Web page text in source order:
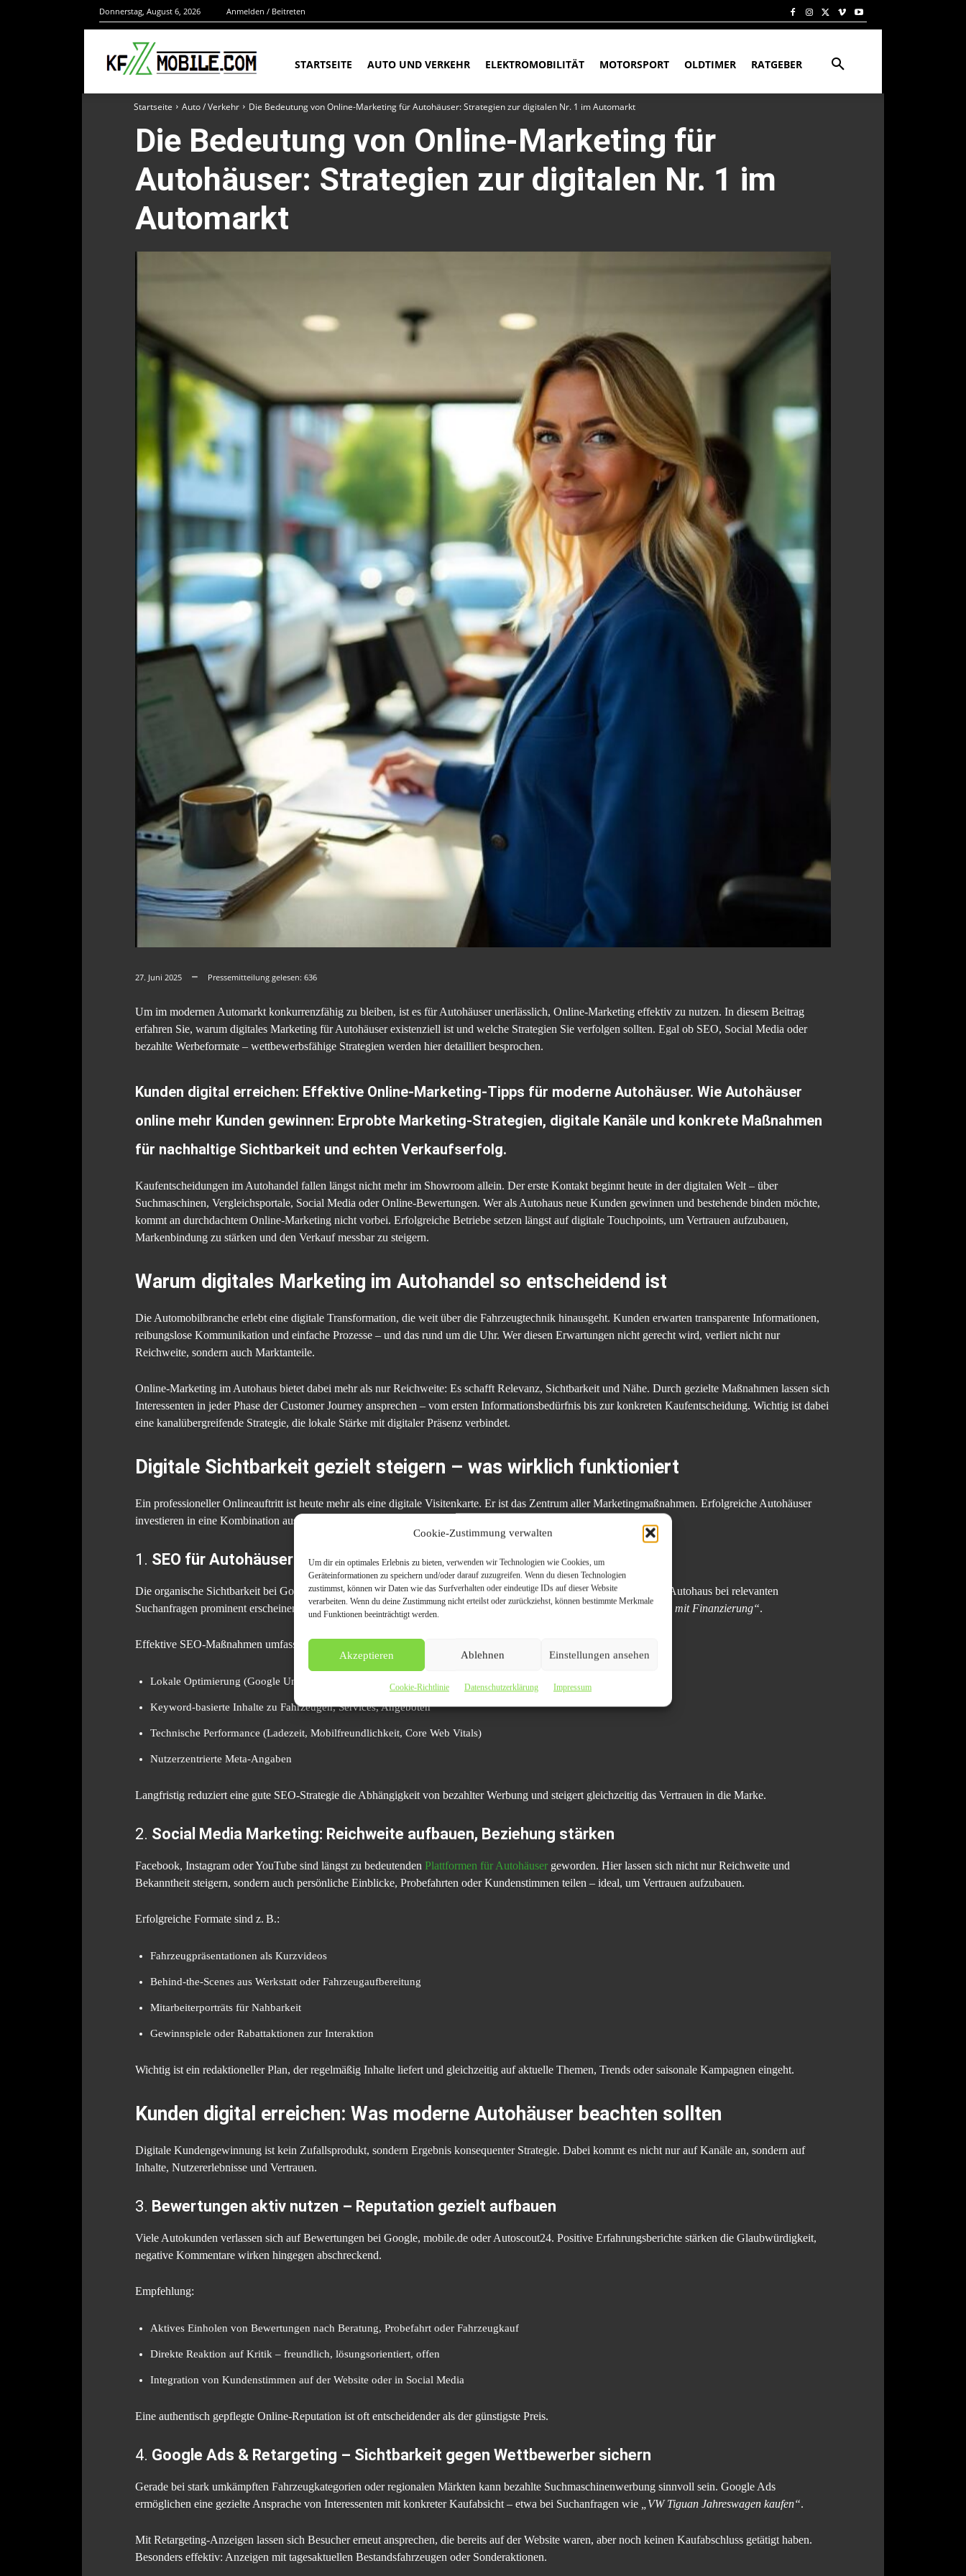
Cookie-Zustimmung verwalten
Um dir ein optimales Erlebnis zu bieten, verwenden wir Technologien wie Cookies, um
Geräteinformationen zu speichern und/oder darauf zuzugreifen. Wenn du diesen Technologien
zustimmst, können wir Daten wie das Surfverhalten oder eindeutige IDs auf dieser Website
verarbeiten. Wenn du deine Zustimmung nicht erteilst oder zurückziehst, können bestimmte Merkmale
und Funktionen beeinträchtigt werden.
Akzeptieren Ablehnen Einstellungen ansehen
Cookie-Richtlinie Datenschutzerklärung Impressum
Donnerstag, August 6, 2026 Anmelden / Beitreten
STARTSEITE AUTO UND VERKEHR ELEKTROMOBILITÄT MOTORSPORT OLDTIMER RATGEBER
Startseite Auto / Verkehr Die Bedeutung von Online-Marketing für Autohäuser: Strategien zur digitalen Nr. 1 im Automarkt
Die Bedeutung von Online-Marketing für
Autohäuser: Strategien zur digitalen Nr. 1 im
Automarkt
27. Juni 2025 Pressemitteilung gelesen: 636
Um im modernen Automarkt konkurrenzfähig zu bleiben, ist es für Autohäuser unerlässlich, Online-Marketing effektiv zu nutzen. In diesem Beitrag
erfahren Sie, warum digitales Marketing für Autohäuser existenziell ist und welche Strategien Sie verfolgen sollten. Egal ob SEO, Social Media oder
bezahlte Werbeformate – wettbewerbsfähige Strategien werden hier detailliert besprochen.
Kunden digital erreichen: Effektive Online-Marketing-Tipps für moderne Autohäuser. Wie Autohäuser
online mehr Kunden gewinnen: Erprobte Marketing-Strategien, digitale Kanäle und konkrete Maßnahmen
für nachhaltige Sichtbarkeit und echten Verkaufserfolg.
Kaufentscheidungen im Autohandel fallen längst nicht mehr im Showroom allein. Der erste Kontakt beginnt heute in der digitalen Welt – über
Suchmaschinen, Vergleichsportale, Social Media oder Online-Bewertungen. Wer als Autohaus neue Kunden gewinnen und bestehende binden möchte,
kommt an durchdachtem Online-Marketing nicht vorbei. Erfolgreiche Betriebe setzen längst auf digitale Touchpoints, um Vertrauen aufzubauen,
Markenbindung zu stärken und den Verkauf messbar zu steigern.
Warum digitales Marketing im Autohandel so entscheidend ist
Die Automobilbranche erlebt eine digitale Transformation, die weit über die Fahrzeugtechnik hinausgeht. Kunden erwarten transparente Informationen,
reibungslose Kommunikation und einfache Prozesse – und das rund um die Uhr. Wer diesen Erwartungen nicht gerecht wird, verliert nicht nur
Reichweite, sondern auch Marktanteile.
Online-Marketing im Autohaus bietet dabei mehr als nur Reichweite: Es schafft Relevanz, Sichtbarkeit und Nähe. Durch gezielte Maßnahmen lassen sich
Interessenten in jeder Phase der Customer Journey ansprechen – vom ersten Informationsbedürfnis bis zur konkreten Kaufentscheidung. Wichtig ist dabei
eine kanalübergreifende Strategie, die lokale Stärke mit digitaler Präsenz verbindet.
Digitale Sichtbarkeit gezielt steigern – was wirklich funktioniert
Ein professioneller Onlineauftritt ist heute mehr als eine digitale Visitenkarte. Er ist das Zentrum aller Marketingmaßnahmen. Erfolgreiche Autohäuser
investieren in eine Kombination aus Suchmaschinenoptimierung, gezielter Werbung und relevanten Inhalten.
1. SEO für Autohäuser: Organisch gefunden werden
Die organische Sichtbarkeit bei Google ist ein entscheidender Erfolgsfaktor. Mit der richtigen SEO-Strategie kann ein Autohaus bei relevanten
Suchanfragen prominent erscheinen – etwa bei Begriffen wie„Gebrauchtwagen kaufen Musterstadt“oder„Autohaus mit Finanzierung“.
Effektive SEO-Maßnahmen umfassen:
Lokale Optimierung (Google Unternehmensprofil, Standortseiten)
Keyword-basierte Inhalte zu Fahrzeugen, Services, Angeboten
Technische Performance (Ladezeit, Mobilfreundlichkeit, Core Web Vitals)
Nutzerzentrierte Meta-Angaben
Langfristig reduziert eine gute SEO-Strategie die Abhängigkeit von bezahlter Werbung und steigert gleichzeitig das Vertrauen in die Marke.
2. Social Media Marketing: Reichweite aufbauen, Beziehung stärken
Facebook, Instagram oder YouTube sind längst zu bedeutenden Plattformen für Autohäuser geworden. Hier lassen sich nicht nur Reichweite und
Bekanntheit steigern, sondern auch persönliche Einblicke, Probefahrten oder Kundenstimmen teilen – ideal, um Vertrauen aufzubauen.
Erfolgreiche Formate sind z. B.:
Fahrzeugpräsentationen als Kurzvideos
Behind-the-Scenes aus Werkstatt oder Fahrzeugaufbereitung
Mitarbeiterporträts für Nahbarkeit
Gewinnspiele oder Rabattaktionen zur Interaktion
Wichtig ist ein redaktioneller Plan, der regelmäßig Inhalte liefert und gleichzeitig auf aktuelle Themen, Trends oder saisonale Kampagnen eingeht.
Kunden digital erreichen: Was moderne Autohäuser beachten sollten
Digitale Kundengewinnung ist kein Zufallsprodukt, sondern Ergebnis konsequenter Strategie. Dabei kommt es nicht nur auf Kanäle an, sondern auf
Inhalte, Nutzererlebnisse und Vertrauen.
3. Bewertungen aktiv nutzen – Reputation gezielt aufbauen
Viele Autokunden verlassen sich auf Bewertungen bei Google, mobile.de oder Autoscout24. Positive Erfahrungsberichte stärken die Glaubwürdigkeit,
negative Kommentare wirken hingegen abschreckend.
Empfehlung:
Aktives Einholen von Bewertungen nach Beratung, Probefahrt oder Fahrzeugkauf
Direkte Reaktion auf Kritik – freundlich, lösungsorientiert, offen
Integration von Kundenstimmen auf der Website oder in Social Media
Eine authentisch gepflegte Online-Reputation ist oft entscheidender als der günstigste Preis.
4. Google Ads & Retargeting – Sichtbarkeit gegen Wettbewerber sichern
Gerade bei stark umkämpften Fahrzeugkategorien oder regionalen Märkten kann bezahlte Suchmaschinenwerbung sinnvoll sein. Google Ads
ermöglichen eine gezielte Ansprache von Interessenten mit konkreter Kaufabsicht – etwa bei Suchanfragen wie
„VW Tiguan Jahreswagen kaufen“.
Mit Retargeting-Anzeigen lassen sich Besucher erneut ansprechen, die bereits auf der Website waren, aber noch keinen Kaufabschluss getätigt haben.
Besonders effektiv: Anzeigen mit tagesaktuellen Bestandsfahrzeugen oder Sonderaktionen.